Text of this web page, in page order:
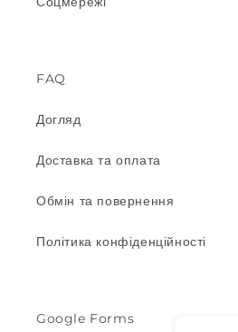
FAQ
Догляд
Доставка та оплата
Обмін та повернення
Політика конфіденційності
Google Forms